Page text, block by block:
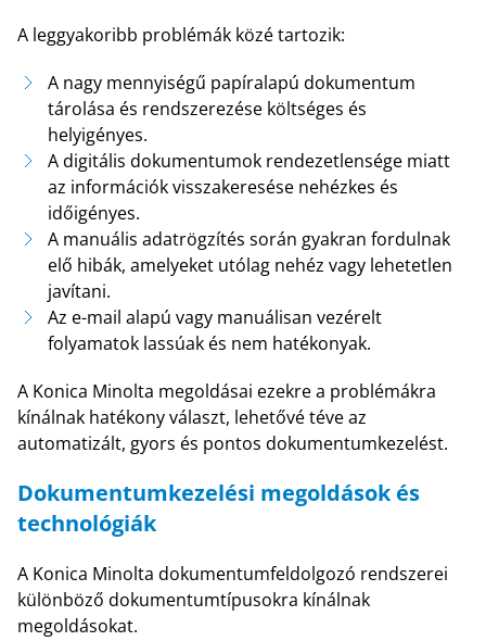
A leggyakoribb problémák közé tartozik:
A nagy mennyiségű papíralapú dokumentum
tárolása és rendszerezése költséges és
helyigényes.
A digitális dokumentumok rendezetlensége miatt
az információk visszakeresése nehézkes és
időigényes.
A manuális adatrögzítés során gyakran fordulnak
elő hibák, amelyeket utólag nehéz vagy lehetetlen
javítani.
Az e-mail alapú vagy manuálisan vezérelt
folyamatok lassúak és nem hatékonyak.
A Konica Minolta megoldásai ezekre a problémákra
kínálnak hatékony választ, lehetővé téve az
automatizált, gyors és pontos dokumentumkezelést.
Dokumentumkezelési megoldások és
technológiák
A Konica Minolta dokumentumfeldolgozó rendszerei
különböző dokumentumtípusokra kínálnak
megoldásokat.